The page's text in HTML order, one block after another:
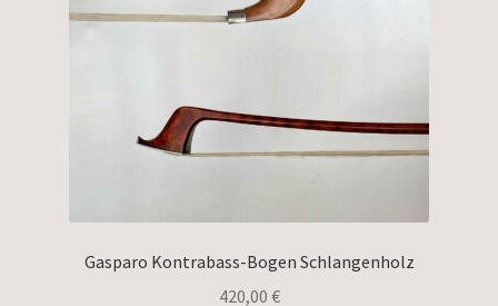
Gasparo Kontrabass-Bogen Schlangenholz
420,00 €